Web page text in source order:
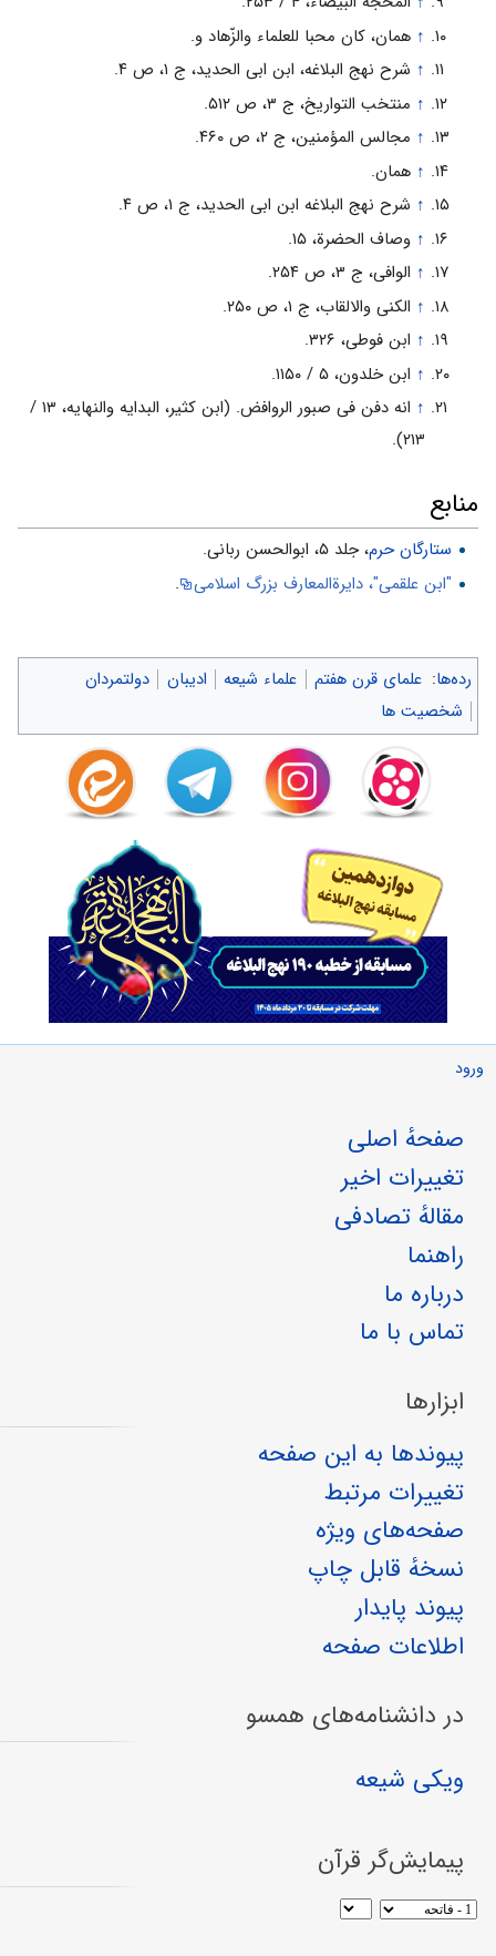
↑ همان، کان محبا للعلماء والزّهاد و.
↑ شرح نهج البلاغه، ابن ابی الحدید، ج ۱، ص ۴.
↑ منتخب التواریخ، ج ۳، ص ۵۱۲.
↑ مجالس المؤمنین، ج ۲، ص ۴۶۰.
↑ همان.
↑ شرح نهج البلاغه ابن ابی الحدید، ج ۱، ص ۴.
↑ وصاف الحضرة، ۱۵.
↑ الوافی، ج ۳، ص ۲۵۴.
↑ الکنی والالقاب، ج ۱، ص ۲۵۰.
↑ ابن فوطی، ۳۲۶.
↑ ابن خلدون، ۵ / ۱۱۵۰.
↑
انه دفن فی صبور الروافض. (ابن کثیر، البدایه والنهایه، ۱۳ /
۲۱۳).
منابع
ستارگان حرم، جلد ۵، ابوالحسن ربانی.
"ابن علقمی"، دایرةالمعارف بزرگ اسلامی .
رده‌ها: علمای قرن هفتم علماء شیعه ادیبان
دولتمردان
شخصیت ها
ورود
صفحهٔ اصلی
تغییرات اخیر
مقالهٔ تصادفی
راهنما
درباره ما
تماس با ما
ابزارها
پیوندها به این صفحه
تغییرات مرتبط
صفحه‌های ویژه
نسخهٔ قابل چاپ
پیوند پایدار
اطلاعات صفحه
در دانشنامه‌های همسو
ویکی شیعه
پیمایش‌گر قرآن